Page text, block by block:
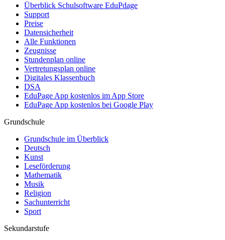
Überblick Schulsoftware EduPdage
Support
Preise
Datensicherheit
Alle Funktionen
Zeugnisse
Stundenplan online
Vertretungsplan online
Digitales Klassenbuch
DSA
EduPage App kostenlos im App Store
EduPage App kostenlos bei Google Play
Grundschule
Grundschule im Überblick
Deutsch
Kunst
Leseförderung
Mathematik
Musik
Religion
Sachunterricht
Sport
Sekundarstufe